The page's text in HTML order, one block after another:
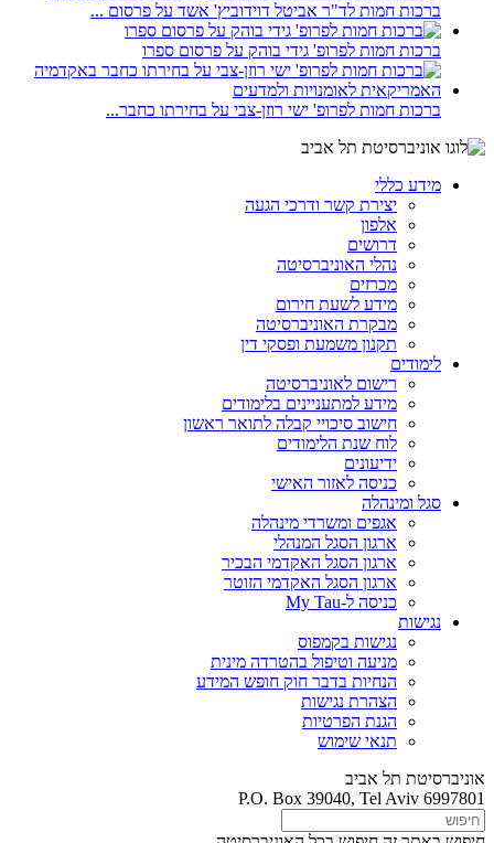
ברכות חמות לד"ר אביטל דוידוביץ' אשד על פרסום ...
ברכות חמות לפרופ' גידי בוהק על פרסום ספרו
ברכות חמות לפרופ' ישי רוזן-צבי על בחירתו כחבר...
מידע כללי
יצירת קשר ודרכי הגעה
אלפון
דרושים
נהלי האוניברסיטה
מכרזים
מידע לשעת חירום
מבקרת האוניברסיטה
תקנון משמעת ופסקי דין
לימודים
רישום לאוניברסיטה
מידע למתעניינים בלימודים
חישוב סיכויי קבלה לתואר ראשון
לוח שנת הלימודים
ידיעונים
כניסה לאזור האישי
סגל ומינהלה
אגפים ומשרדי מינהלה
ארגון הסגל המנהלי
ארגון הסגל האקדמי הבכיר
ארגון הסגל האקדמי הזוטר
כניסה ל-My Tau
נגישות
נגישות בקמפוס
מניעה וטיפול בהטרדה מינית
הנחיות בדבר חוק חופש המידע
הצהרת נגישות
הגנת הפרטיות
תנאי שימוש
אוניברסיטת תל אביב
P.O. Box 39040, Tel Aviv 6997801